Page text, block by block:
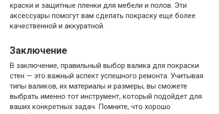
краски и защитные пленки для мебели и полов. Эти
аксессуары помогут вам сделать покраску еще более
качественной и аккуратной.
Заключение
В заключение, правильный выбор валика для покраски
стен — это важный аспект успешного ремонта. Учитывая
типы валиков, их материалы и размеры, вы сможете
выбрать именно тот инструмент, который подойдет для
ваших конкретных задач. Помните, что хорошо